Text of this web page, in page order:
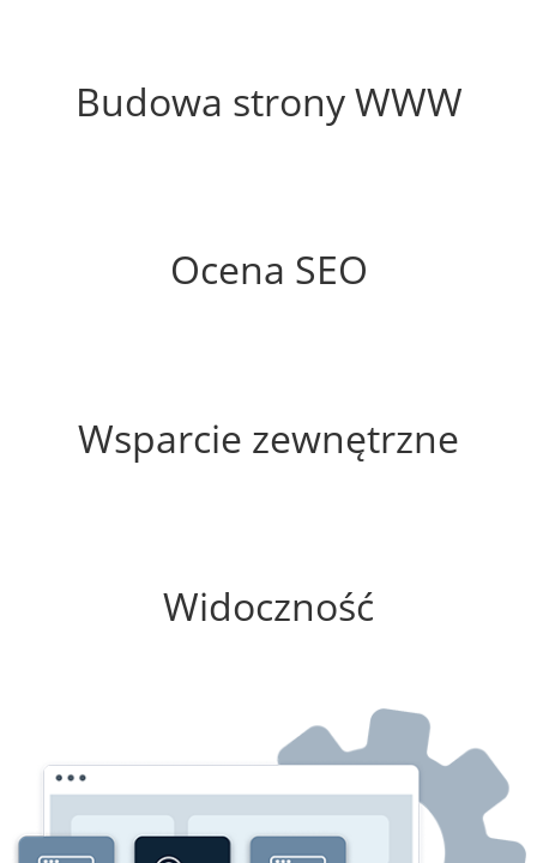
Budowa strony WWW
Ocena SEO
Wsparcie zewnętrzne
Widoczność